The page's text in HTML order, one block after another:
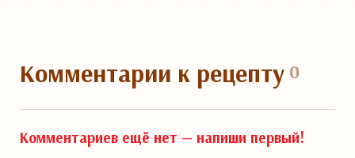
Комментарии к рецепту0
Комментариев ещё нет — напиши первый!